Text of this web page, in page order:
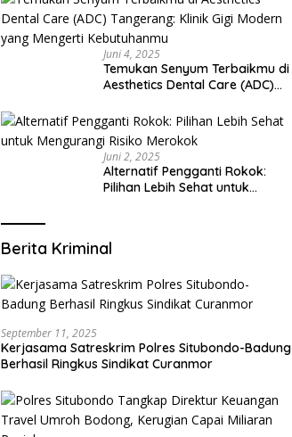
Juni 4, 2025
Temukan Senyum Terbaikmu di
Aesthetics Dental Care (ADC)
yang Mengerti Kebutuhanmu
Juni 2, 2025
Alternatif Pengganti Rokok:
Pilihan Lebih Sehat untuk
Berita Kriminal
September 11, 2025
Kerjasama Satreskrim Polres Situbondo-Badung
Berhasil Ringkus Sindikat Curanmor